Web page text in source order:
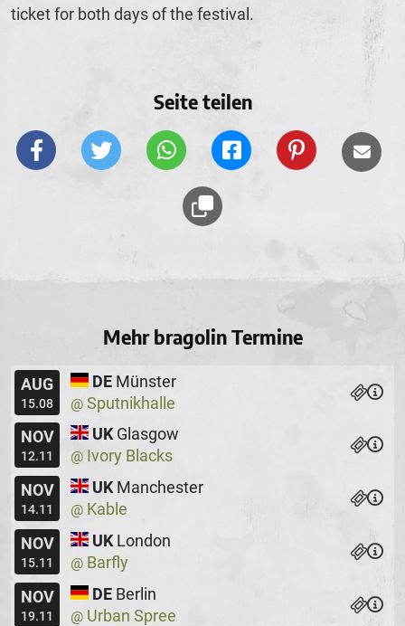
ticket for both days of the festival.
Seite teilen
Mehr bragolin Termine
AUG
15.08
DE Münster
@ Sputnikhalle
NOV
12.11
UK Glasgow
@ Ivory Blacks
NOV
14.11
UK Manchester
@ Kable
NOV
15.11
UK London
@ Barfly
NOV
19.11
DE Berlin
@ Urban Spree